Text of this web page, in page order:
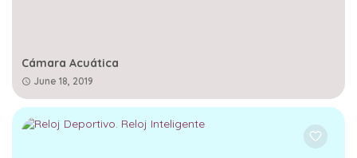
Cámara Acuática
June 18, 2019